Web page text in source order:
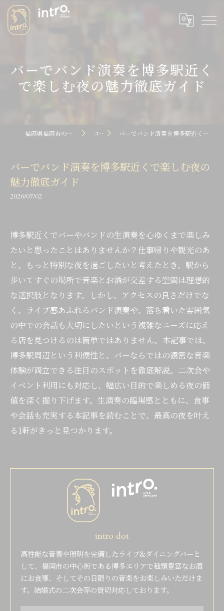
バーでバンド演奏を博多駅近く
で楽しむ夜の魅力徹底ガイド
福岡県福岡市のバーならintro dot コラム バーでバンド演奏を博多駅近くで楽しむ夜の魅力徹底ガイド
バーでバンド演奏を博多駅近くで楽しむ夜の
魅力徹底ガイド
2026/07/02
博多駅近くでバーやバンドの生演奏を心ゆくまで楽しみ
たいと思ったことはありませんか？仕事帰りや観光のあ
と、もっと特別な夜を過ごしたいと考えたとき、駅から
歩いてすぐの場所で音楽とお酒が交差する空間は理想的
な選択肢となります。しかし、アクセスの良さだけでな
く、ライブ感あふれるバンド演奏や、落ち着いた雰囲気
の中での会話も大切にしたいという複雑なニーズに応え
る店を見つけるのは簡単ではありません。本記事では、
博多駅周辺という利便性と、バーならではの濃密な音楽
体験が両立できる注目のスポットを徹底解説。二次会や
イベント利用にも対応し、幅広い目的で楽しめる夜の価
値を深く掘り下げます。生演奏の臨場感とともに、食事
や会話も充実する本記事を読むことで、最高の夜を叶え
る1軒がきっと見つかります。
intro dot
高性能な音響や照明を完備したライブ&ダイニングバーと
して、福岡市の中心街である博多エリアで種類豊富なお酒
にお食事、そしてその日限りの音楽をお楽しみいただけま
す。結婚式の二次会等の貸切対応しております。